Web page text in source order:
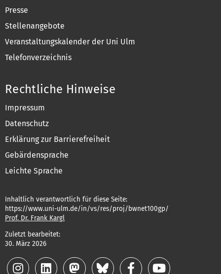
Presse
Stellenangebote
Veranstaltungskalender der Uni Ulm
Telefonverzeichnis
Rechtliche Hinweise
Impressum
Datenschutz
Erklärung zur Barrierefreiheit
Gebärdensprache
Leichte Sprache
Inhaltlich verantwortlich für diese Seite:
https://www.uni-ulm.de/in/vs/res/proj/bwnet100gp/
Prof. Dr. Frank Kargl
Zuletzt bearbeitet:
30. März 2026